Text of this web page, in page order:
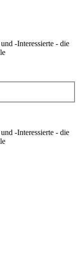
-Interessierte - die
-Interessierte - die